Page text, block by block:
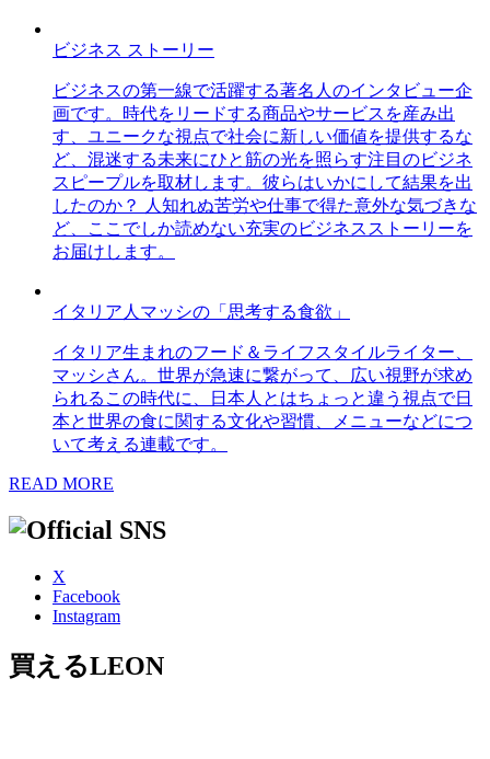
ビジネス ストーリー
ビジネスの第一線で活躍する著名人のインタビュー企
画です。時代をリードする商品やサービスを産み出
す、ユニークな視点で社会に新しい価値を提供するな
ど、混迷する未来にひと筋の光を照らす注目のビジネ
スピープルを取材します。彼らはいかにして結果を出
したのか？ 人知れぬ苦労や仕事で得た意外な気づきな
ど、ここでしか読めない充実のビジネスストーリーを
お届けします。
イタリア人マッシの「思考する食欲」
イタリア生まれのフード＆ライフスタイルライター、
マッシさん。世界が急速に繋がって、広い視野が求め
られるこの時代に、日本人とはちょっと違う視点で日
本と世界の食に関する文化や習慣、メニューなどにつ
いて考える連載です。
READ MORE
X
Facebook
Instagram
買えるLEON